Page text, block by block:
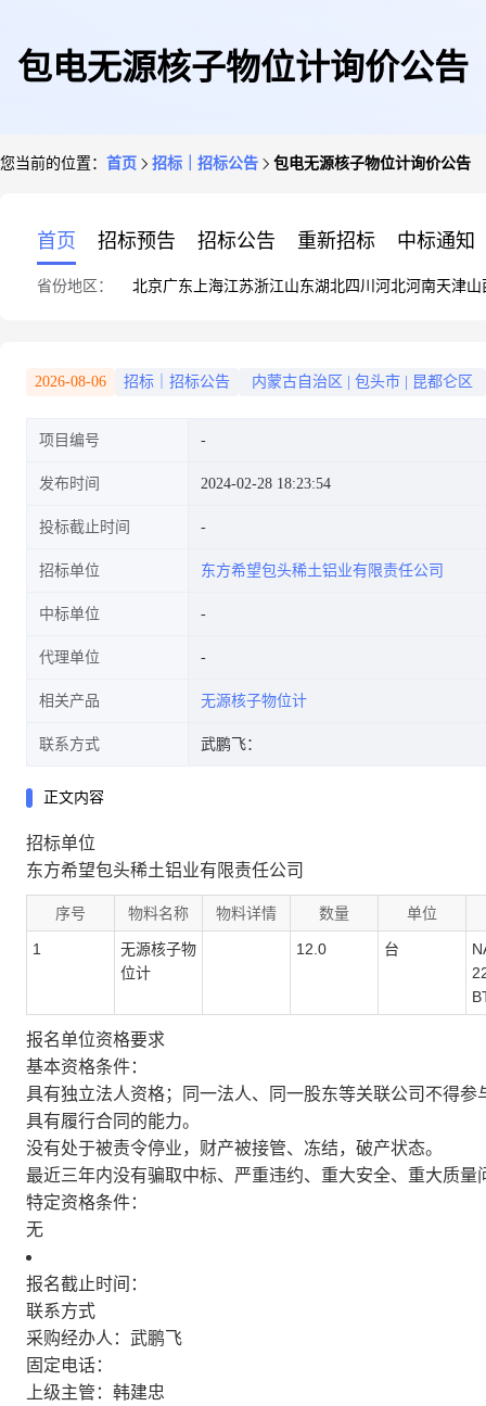
包电无源核子物位计询价公告
您当前的位置： 首页 招标｜招标公告 包电无源核子物位计询价公告
首页 招标预告 招标公告 重新招标 中标通知
省份地区： 北京广东 上海江苏浙江山东湖北四川 河北河南天津山
2026-08-06 招标｜招标公告 内蒙古自治区 包头市 昆都仑区
项目编号
发布时间 2024-02-28 18:23:54
投标截止时间
招标单位 东方希望包头稀土铝业有限责任公司
中标单位
代理单位
相关产品 无源核子物位计
联系方式 武鹏飞：
正文内容
招标单位
东方希望包头稀土铝业有限责任公司
序号 物料名称 物料详情 数量 单位
1
无源核子物
位计
12.0 台
报名单位资格要求
基本资格条件：
具有独立法人资格；同一法人、同一股东等关联公司不得参
具有履行合同的能力。
没有处于被责令停业，财产被接管、冻结，破产状态。
最近三年内没有骗取中标、严重违约、重大安全、重大质量
特定资格条件：
无
报名截止时间：
联系方式
采购经办人：武鹏飞
固定电话：
上级主管：韩建忠